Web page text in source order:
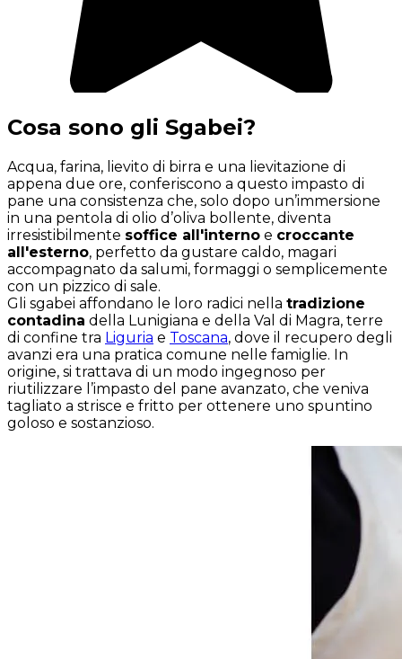
Cosa sono gli Sgabei?
Acqua, farina, lievito di birra e una lievitazione di
appena due ore, conferiscono a questo impasto di
pane una consistenza che, solo dopo un’immersione
in una pentola di olio d’oliva bollente, diventa
irresistibilmente soffice all'interno e croccante
all'esterno, perfetto da gustare caldo, magari
accompagnato da salumi, formaggi o semplicemente
con un pizzico di sale.
Gli sgabei affondano le loro radici nella tradizione
contadina della Lunigiana e della Val di Magra, terre
di confine tra Liguria e Toscana, dove il recupero degli
avanzi era una pratica comune nelle famiglie. In
origine, si trattava di un modo ingegnoso per
riutilizzare l’impasto del pane avanzato, che veniva
tagliato a strisce e fritto per ottenere uno spuntino
goloso e sostanzioso.